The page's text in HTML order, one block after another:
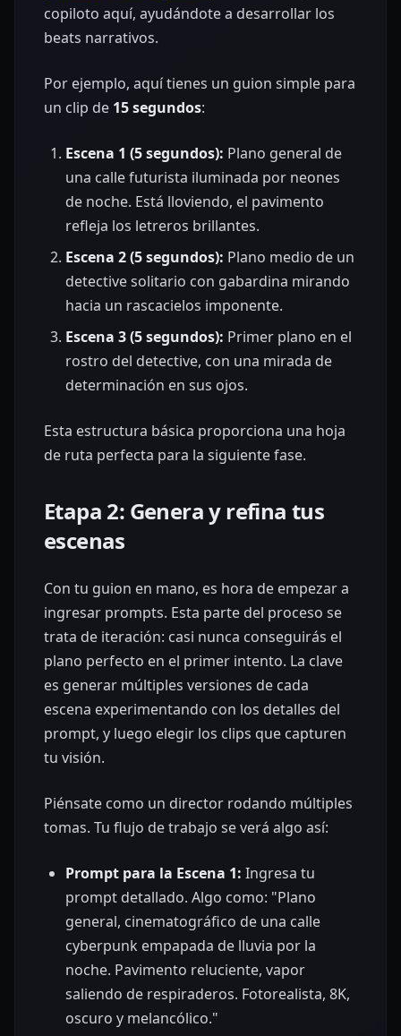
copiloto aquí, ayudándote a desarrollar los
beats narrativos.
Por ejemplo, aquí tienes un guion simple para
un clip de 15 segundos:
Escena 1 (5 segundos): Plano general de
una calle futurista iluminada por neones
de noche. Está lloviendo, el pavimento
refleja los letreros brillantes.
Escena 2 (5 segundos): Plano medio de un
detective solitario con gabardina mirando
hacia un rascacielos imponente.
Escena 3 (5 segundos): Primer plano en el
rostro del detective, con una mirada de
determinación en sus ojos.
Esta estructura básica proporciona una hoja
de ruta perfecta para la siguiente fase.
Etapa 2: Genera y refina tus
escenas
Con tu guion en mano, es hora de empezar a
ingresar prompts. Esta parte del proceso se
trata de iteración: casi nunca conseguirás el
plano perfecto en el primer intento. La clave
es generar múltiples versiones de cada
escena experimentando con los detalles del
prompt, y luego elegir los clips que capturen
tu visión.
Piénsate como un director rodando múltiples
tomas. Tu flujo de trabajo se verá algo así:
Prompt para la Escena 1: Ingresa tu
prompt detallado. Algo como: "Plano
general, cinematográfico de una calle
cyberpunk empapada de lluvia por la
noche. Pavimento reluciente, vapor
saliendo de respiraderos. Fotorealista, 8K,
oscuro y melancólico."